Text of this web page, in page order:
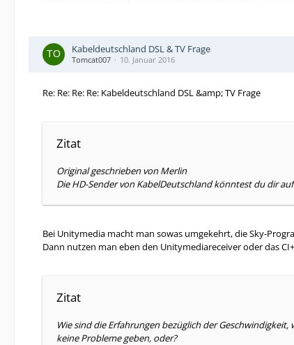
Kabeldeutschland DSL & TV Frage
Tomcat007 10. Januar 2016
Re: Re: Re: Re: Kabeldeutschland DSL &amp; TV Frage
Zitat
Original geschrieben von Merlin
Die HD-Sender von KabelDeutschland könntest du dir
Bei Unitymedia macht man sowas umgekehrt, die Sky-
Dann nutzen man eben den Unitymediareceiver oder das
Zitat
Wie sind die Erfahrungen bezüglich der
keine Probleme geben, oder?